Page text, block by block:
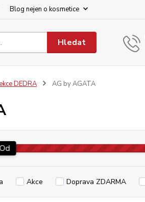
Blog nejen o kosmetice
Hledat
DEDRA AG by AGATA
Akce Doprava ZDARMA